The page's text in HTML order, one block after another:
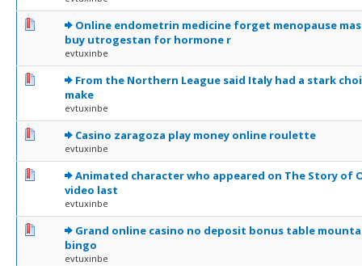
Online endometrin medicine forget menopause
buy utrogestan for hormone r
evtuxinbe
0 Votes - 0 sur 5 en moyenne
12345
From the Northern League said Italy had a stark
make
evtuxinbe
0 Votes - 0 sur 5 en moyenne
12345
Casino zaragoza play money online roulette
evtuxinbe
0 Votes - 0 sur 5 en moyenne
12345
Animated character who appeared on The Story of
video last
evtuxinbe
0 Votes - 0 sur 5 en moyenne
12345
Grand online casino no deposit bonus table
bingo
evtuxinbe
0 Votes - 0 sur 5 en moyenne
12345